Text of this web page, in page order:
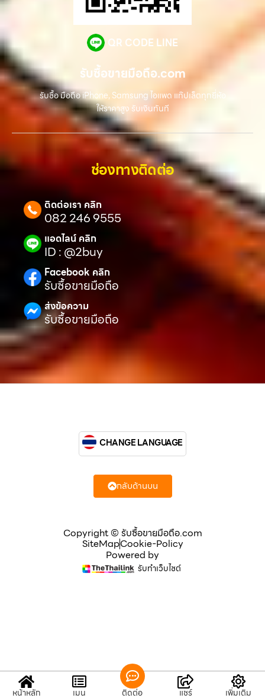
QR CODE LINE
รับซื้อขายมือถือ.com
รับซื้อ มือถือ iPhone, Samsung ไอแพด แท๊ปเล็ตทุกยี่ห้อ
ให้ราคาสูง รับเงินทันที
ช่องทางติดต่อ
ติดต่อเรา คลิก
082 246 9555
แอดไลน์ คลิก
ID : @2buy
Facebook คลิก
รับซื้อขายมือถือ
ส่งข้อความ
รับซื้อขายมือถือ
Copyright © รับซื้อขายมือถือ.com
SiteMapCookie-Policy
Powered by
รับทำเว็บไซต์
CHANGE LANGUAGE
กลับด้านบน
หน้าหลัก เมนู ติดต่อ แชร์ เพิ่มเติม